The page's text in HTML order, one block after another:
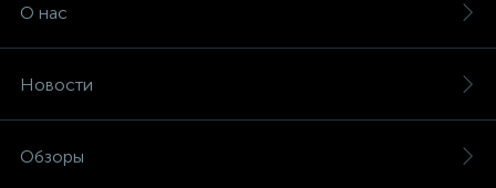
О нас
Новости
Обзоры